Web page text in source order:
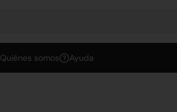
Quiénes somos Ayuda